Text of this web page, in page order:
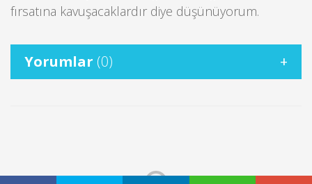
fırsatına kavuşacaklardır diye düşünüyorum.
Yorumlar (0)